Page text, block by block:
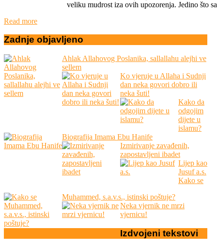
veliku mudrost iza ovih upozorenja. Jedino što
Read more
Zadnje objavljeno
Ahlak Allahovog Poslanika, sallallahu alejhi ve
sellem
Ko vjeruje u Allaha i Sudnji
dan neka govori dobro ili
neka šuti!
Kako da
odgojim
dijete u
islamu?
Biografija Imama Ebu Hanife
Izmirivanje zavađenih,
zapostavljeni ibadet
Lijep kao
Jusuf a.s.
Kako se
Muhammed, s.a.v.s., istinski poštuje?
Neka vjernik ne mrzi
vjernicu!
Izdvojeni tekstovi